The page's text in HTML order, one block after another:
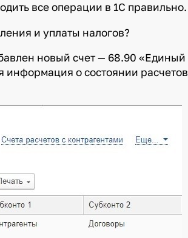
все операции в 1С правильно.
и уплаты налогов?
новый счет — 68.90 «Единый
информация о состоянии расчетов